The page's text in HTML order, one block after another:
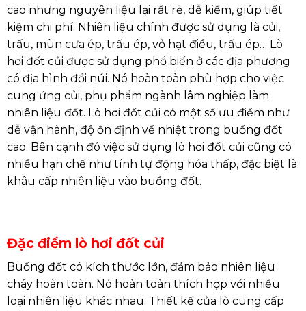
cao nhưng nguyên liệu lại rất rẻ, dễ kiếm, giúp tiết
kiệm chi phí. Nhiên liệu chính được sử dụng là củi,
trấu, mùn cưa ép, trấu ép, vỏ hạt điều, trấu ép… Lò
hơi đốt củi được sử dụng phổ biến ở các địa phương
có địa hình đồi núi. Nó hoàn toàn phù hợp cho việc
cung ứng củi, phụ phẩm ngành lâm nghiệp làm
nhiên liệu đốt. Lò hơi đốt củi có một số ưu điểm như
dễ vận hành, độ ổn định về nhiệt trong buồng đốt
cao. Bên cạnh đó việc sử dụng lò hơi đốt củi cũng có
nhiều hạn chế như tính tự động hóa thấp, đặc biệt là
khâu cấp nhiên liệu vào buồng đốt.
Đặc điểm lò hơi đốt củi
Buồng đốt có kích thước lớn, đảm bảo nhiên liệu
cháy hoàn toàn. Nó hoàn toàn thích hợp với nhiều
loại nhiên liệu khác nhau. Thiết kế của lò cung cấp